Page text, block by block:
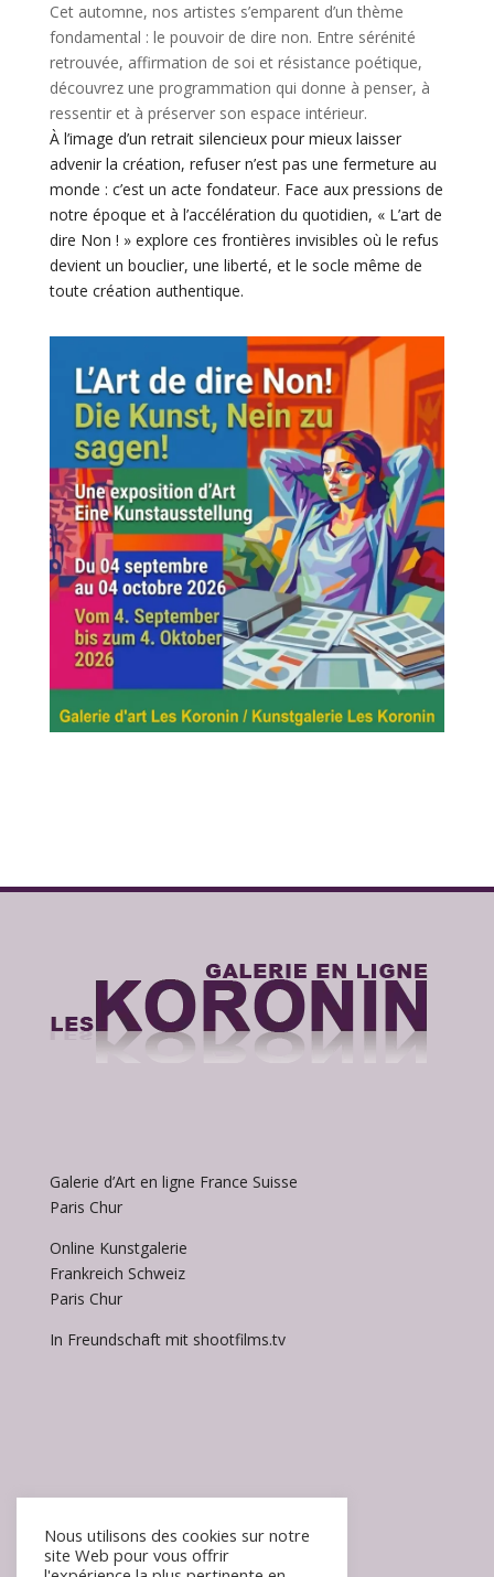
Cet automne, nos artistes s’emparent d’un thème
fondamental : le pouvoir de dire non. Entre sérénité
retrouvée, affirmation de soi et résistance poétique,
découvrez une programmation qui donne à penser, à
ressentir et à préserver son espace intérieur.
À l’image d’un retrait silencieux pour mieux laisser
advenir la création, refuser n’est pas une fermeture au
monde : c’est un acte fondateur. Face aux pressions de
notre époque et à l’accélération du quotidien, « L’art de
dire Non ! » explore ces frontières invisibles où le refus
devient un bouclier, une liberté, et le socle même de
toute création authentique.
Galerie d’Art en ligne France Suisse
Paris Chur
Online Kunstgalerie
Frankreich Schweiz
Paris Chur
In Freundschaft mit shootfilms.tv
Accueil / Homepage
FAQ
Nous utilisons des cookies sur notre
site Web pour vous offrir